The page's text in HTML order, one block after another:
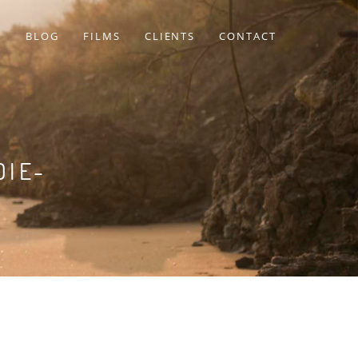
BLOG FILMS CLIENTS CONTACT